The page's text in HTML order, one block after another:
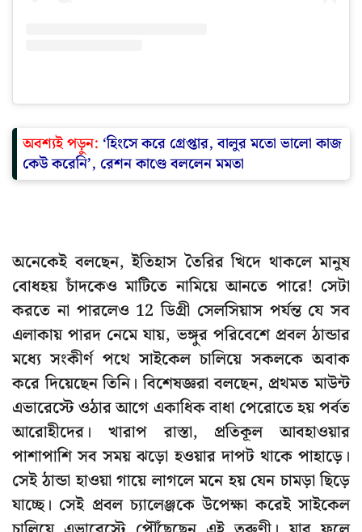
অবশ্যই পড়ুন: ‘হিংসে করে গ্রেপ্তার, বালুর মতো ভালো কাজ
কেউ করেনি’, রেশন কাণ্ডে বললেন মমতা
অনেকেই বলছেন, ইতিহাস তৈরির খিদে থাকলে মানুষ
বোধহয় চাঁদকেও মাটিতে নামিয়ে আনতে পারে! সেটা
করতে না পারলেও 12 ডিগ্রী সেলসিয়াস পর্যন্ত যে সব
এলাকায় পারদ নেমে যায়, ভঙ্গুর পরিবেশে প্রবল ঠান্ডার
মধ্যে সংকীর্ণ পথে সাইকেল চালিয়ে সকলকে অবাক
করে দিয়েছেন তিনি। বিশেষজ্ঞরা বলছেন, প্রথমত মাউন্ট
এভারেস্টে ওঠার আগে একাধিক বাধা পেরোতে হয় পর্বত
আরোহীদের। খারাপ রাস্তা, প্রতিকূল আবহাওয়ার
পাশাপাশি সব সময় ঝড়ো হওয়ার দাপট থাকে পাহাড়ে।
সেই ঠান্ডা হাওয়া গায়ে লাগলে মনে হয় যেন চামড়া ছিড়ে
যাচ্ছে। সেই প্রবল চ্যালেঞ্জকে উপেক্ষা করেই সাইকেল